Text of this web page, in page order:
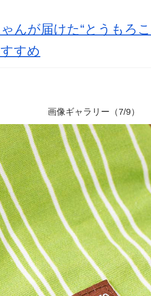
んが届けた“とうもろ
すめ
画像ギャラリー（7/9）